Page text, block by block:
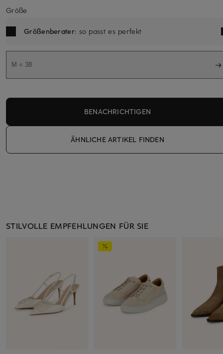
Größe
Größenberater: so passt es perfekt
M = 38
BENACHRICHTIGEN
ÄHNLICHE ARTIKEL FINDEN
STILVOLLE EMPFEHLUNGEN FÜR SIE